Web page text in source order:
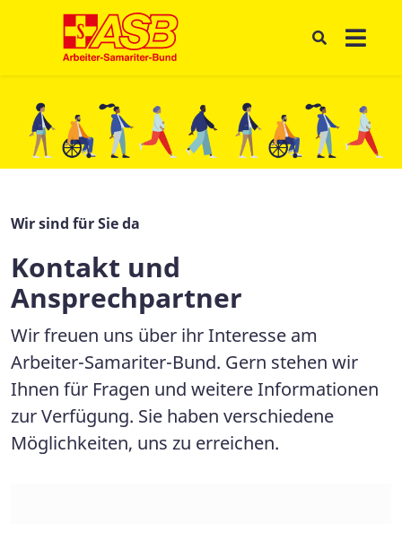
Wir sind für Sie da
Kontakt und
Ansprechpartner
Wir freuen uns über ihr Interesse am
Arbeiter-Samariter-Bund. Gern stehen wir
Ihnen für Fragen und weitere Informationen
zur Verfügung. Sie haben verschiedene
Möglichkeiten, uns zu erreichen.